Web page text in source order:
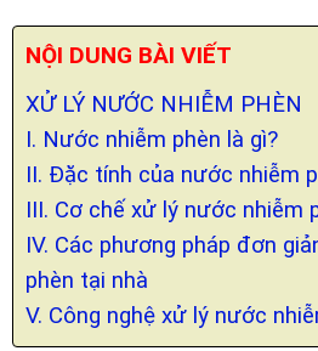
NỘI DUNG BÀI VIẾT
XỬ LÝ NƯỚC NHIỄM PHÈN
I. Nước nhiễm phèn là gì?
II. Đặc tính của nước nhiễm
III. Cơ chế xử lý nước nhiễm
IV. Các phương pháp đơn
phèn tại nhà
V. Công nghệ xử lý nước